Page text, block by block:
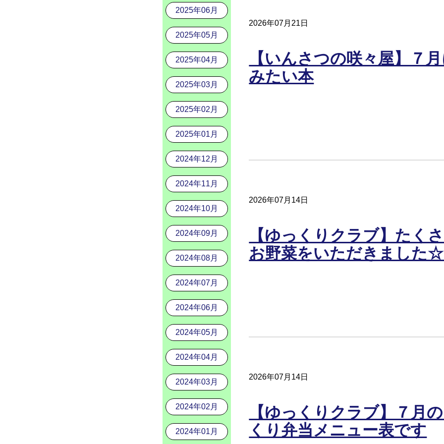
2025年06月
2025年05月
2025年04月
2025年03月
2025年02月
2025年01月
2024年12月
2024年11月
2024年10月
2024年09月
2024年08月
2024年07月
2024年06月
2024年05月
2024年04月
2024年03月
2024年02月
2024年01月
2026年07月21日
【いんさつの咲々屋】７
みたい本
2026年07月14日
【ゆっくりクラブ】たく
お野菜をいただきました
2026年07月14日
【ゆっくりクラブ】７月
くり弁当メニュー表です